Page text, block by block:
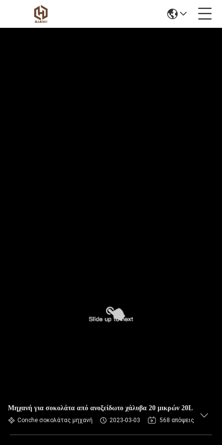
Μηχανή για σοκολάτα από ανοξείδωτο χάλυβα 20 μικρών 20L
Conche σοκολάτας μηχανή 2023-03-03 568 απόψεις